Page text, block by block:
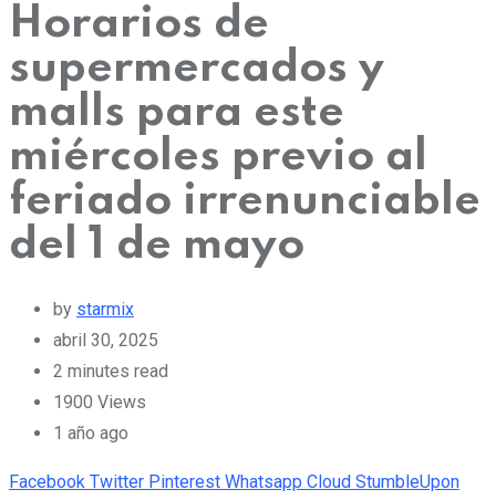
Horarios de
supermercados y
malls para este
miércoles previo al
feriado irrenunciable
del 1 de mayo
by starmix
abril 30, 2025
2 minutes read
1900 Views
1 año ago
Facebook Twitter Pinterest Whatsapp Cloud StumbleUpon